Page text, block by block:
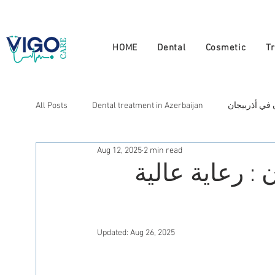
HOME Dental Cosmetic
All Posts Dental treatment in Azerbaijan في أذربيجان
Cosmetic treatment in Azerbaijan
رعاية عالية
Aug 12, 2025 2 min read
Updated: Aug 26, 2025